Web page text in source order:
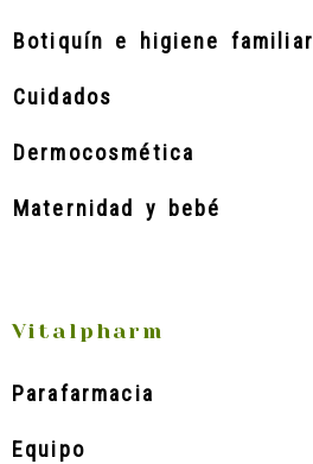
Botiquín e higiene familiar
Cuidados
Dermocosmética
Maternidad y bebé
Vitalpharm
Parafarmacia
Equipo